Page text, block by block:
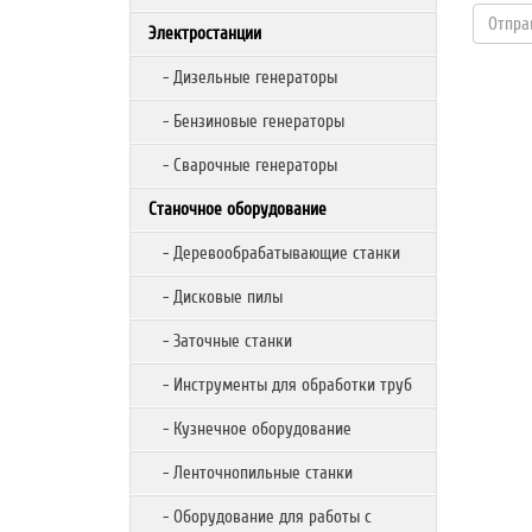
Электростанции
- Дизельные генераторы
- Бензиновые генераторы
- Сварочные генераторы
Станочное оборудование
- Деревообрабатывающие станки
- Дисковые пилы
- Заточные станки
- Инструменты для обработки труб
- Кузнечное оборудование
- Ленточнопильные станки
- Оборудование для работы с